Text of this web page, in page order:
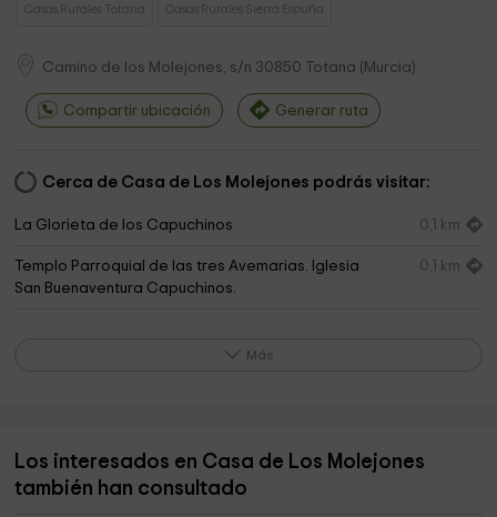
Casas Rurales Totana Casas Rurales Sierra Espuña
Camino de los Molejones, s/n 30850 Totana ( Murcia)
Compartir ubicación Generar ruta
Cerca de Casa de Los Molejones podrás visitar:
La Glorieta de los Capuchinos 0,1 km
Templo Parroquial de las tres Avemarias. Iglesia
San Buenaventura Capuchinos.
0,1 km
Ayuntamiento De Totana
Juan Martínez Fernández
Más
Los interesados en Casa de Los Molejones
también han consultado